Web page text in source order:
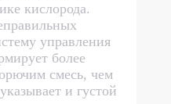
кислорода.
управления
более
смесь, чем
и густой